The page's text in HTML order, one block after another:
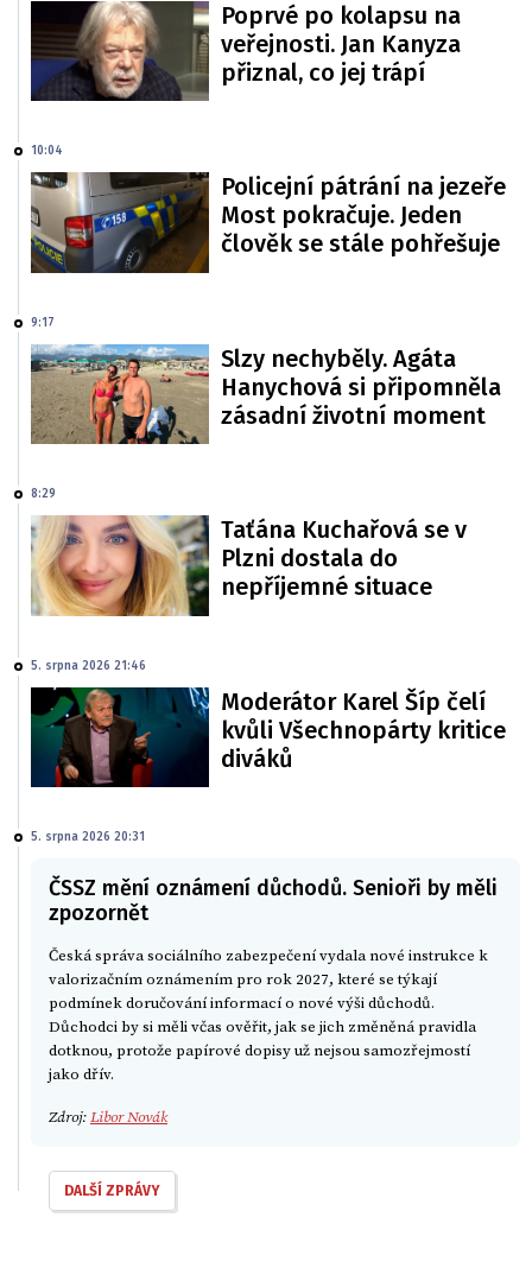
Poprvé po kolapsu na
veřejnosti. Jan Kanyza
přiznal, co jej trápí
10:04
Policejní pátrání na jezeře
Most pokračuje. Jeden
člověk se stále pohřešuje
9:17
Slzy nechyběly. Agáta
Hanychová si připomněla
zásadní životní moment
8:29
Taťána Kuchařová se v
Plzni dostala do
nepříjemné situace
5. srpna 2026 21:46
Moderátor Karel Šíp čelí
kvůli Všechnopárty kritice
diváků
5. srpna 2026 20:31
ČSSZ mění oznámení důchodů. Senioři by měli
zpozornět
Česká správa sociálního zabezpečení vydala nové instrukce k
valorizačním oznámením pro rok 2027, které se týkají
podmínek doručování informací o nové výši důchodů.
Důchodci by si měli včas ověřit, jak se jich změněná pravidla
dotknou, protože papírové dopisy už nejsou samozřejmostí
jako dřív.
Zdroj:Libor Novák
DALŠÍ ZPRÁVY